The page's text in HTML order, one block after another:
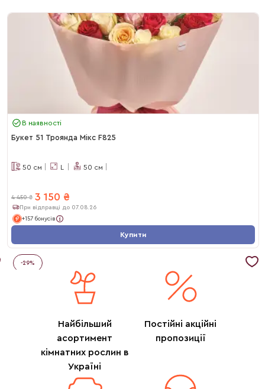
В наявності
Букет 51 Троянда Мікс F825
50 см L 50 см
4 450 ₴ 3 150 ₴
При відправці до 07.08.26
+157 бонусів
Купити
-29%
Найбільший
асортимент
кімнатних рослин в
Україні
Постійні акційні
пропозиції